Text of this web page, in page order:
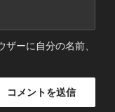
ーに自分の名前、